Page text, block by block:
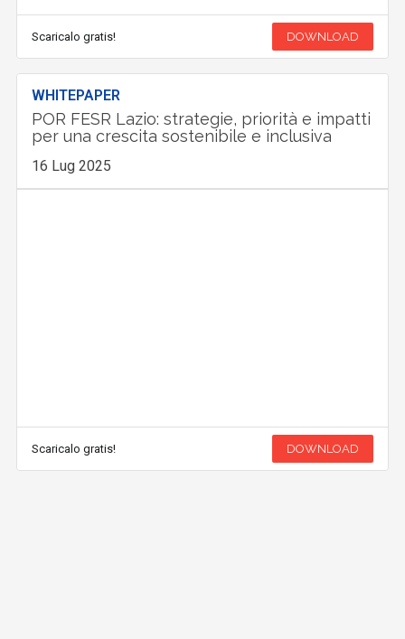
Scaricalo gratis! DOWNLOAD
WHITEPAPER
POR FESR Lazio: strategie, priorità e impatti
per una crescita sostenibile e inclusiva
16 Lug 2025
Scaricalo gratis! DOWNLOAD